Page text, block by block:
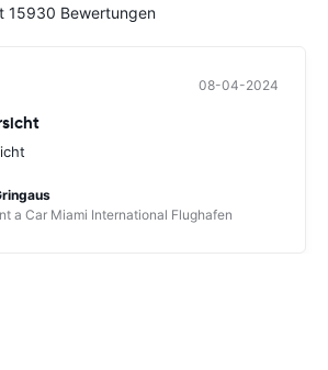
15930 Bewertungen
08-04-2024
a Car Miami International Flughafen